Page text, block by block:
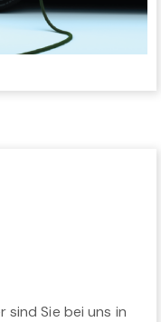
sind Sie bei uns in